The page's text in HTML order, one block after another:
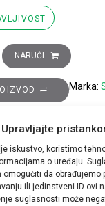
Upravljajte
iskustvo, koristimo
o uređaju.
da obrađujemo
ili jedinstveni ID-ovi
suglasnosti može
3P (3NO) TeSys
NARUČI
Marka: